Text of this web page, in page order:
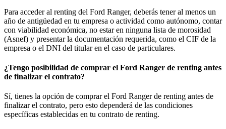
Para acceder al renting del Ford Ranger, deberás tener al menos un
año de antigüedad en tu empresa o actividad como autónomo, contar
con viabilidad económica, no estar en ninguna lista de morosidad
(Asnef) y presentar la documentación requerida, como el CIF de la
empresa o el DNI del titular en el caso de particulares.
¿Tengo posibilidad de comprar el Ford Ranger de renting antes
de finalizar el contrato?
Sí, tienes la opción de comprar el Ford Ranger de renting antes de
finalizar el contrato, pero esto dependerá de las condiciones
específicas establecidas en tu contrato de renting.